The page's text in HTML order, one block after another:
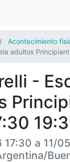
Acontecimiento
adultos
-
17:30 a 11/